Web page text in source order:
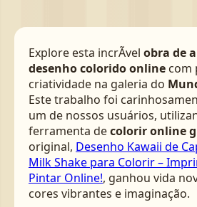
Explore esta incrÃ­vel obra de
desenho colorido online com
criatividade na galeria do
Este trabalho foi
um de nossos usuários,
ferramenta decolorir online
original, Desenho Kawaii de
Milk Shake para Colorir –
Pintar Online!, ganhou vida
cores vibrantes e imaginação.